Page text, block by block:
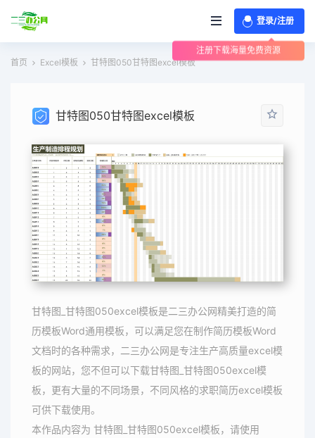
登录/注册
注册下载海量免费资源
首页
Excel模板 甘特图050甘特图excel模板
甘特图050甘特图excel模板
甘特图_甘特图050excel模板是二三办公网精美打造的简
历模板Word通用模板，可以满足您在制作简历模板Word
文档时的各种需求，二三办公网是专注生产高质量excel模
板的网站，您不但可以下载甘特图_甘特图050excel模
板，更有大量的不同场景，不同风格的求职简历excel模板
可供下载使用。
本作品内容为 甘特图_甘特图050excel模板，请使用